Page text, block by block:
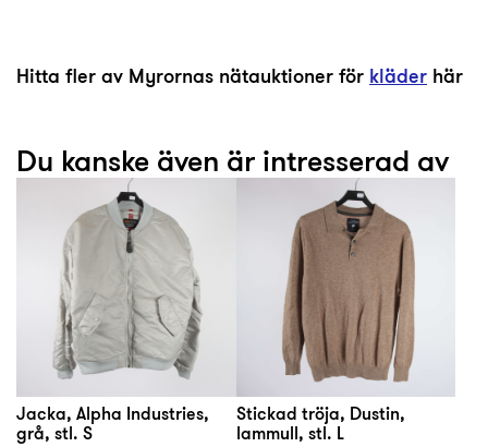
Hitta fler av Myrornas nätauktioner för kläder här
Du kanske även är intresserad av
Jacka, Alpha Industries,
grå, stl. S
Stickad tröja, Dustin,
lammull, stl. L